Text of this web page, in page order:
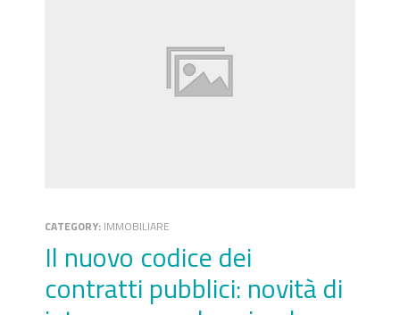
CATEGORY: IMMOBILIARE
Il nuovo codice dei
contratti pubblici: novità di